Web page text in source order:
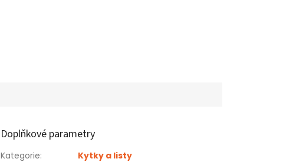
Doplňkové parametry
Kategorie:
Kytky a listy